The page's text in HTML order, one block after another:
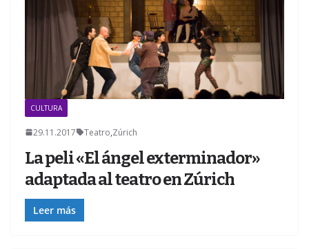
CULTURA
29.11.2017 Teatro,Zúrich
La peli «El ángel exterminador»
adaptada al teatro en Zúrich
Leer más